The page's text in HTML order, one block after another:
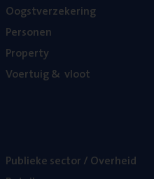
Oogst­ver­ze­ke­ring
Per­so­nen
Pro­per­ty
Voer­tuig& vloot
Publie­ke sec­tor / Overheid